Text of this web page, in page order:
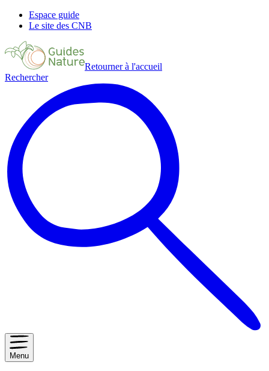
Espace guide
Le site des CNB
Retourner à l'accueil
Rechercher
Menu